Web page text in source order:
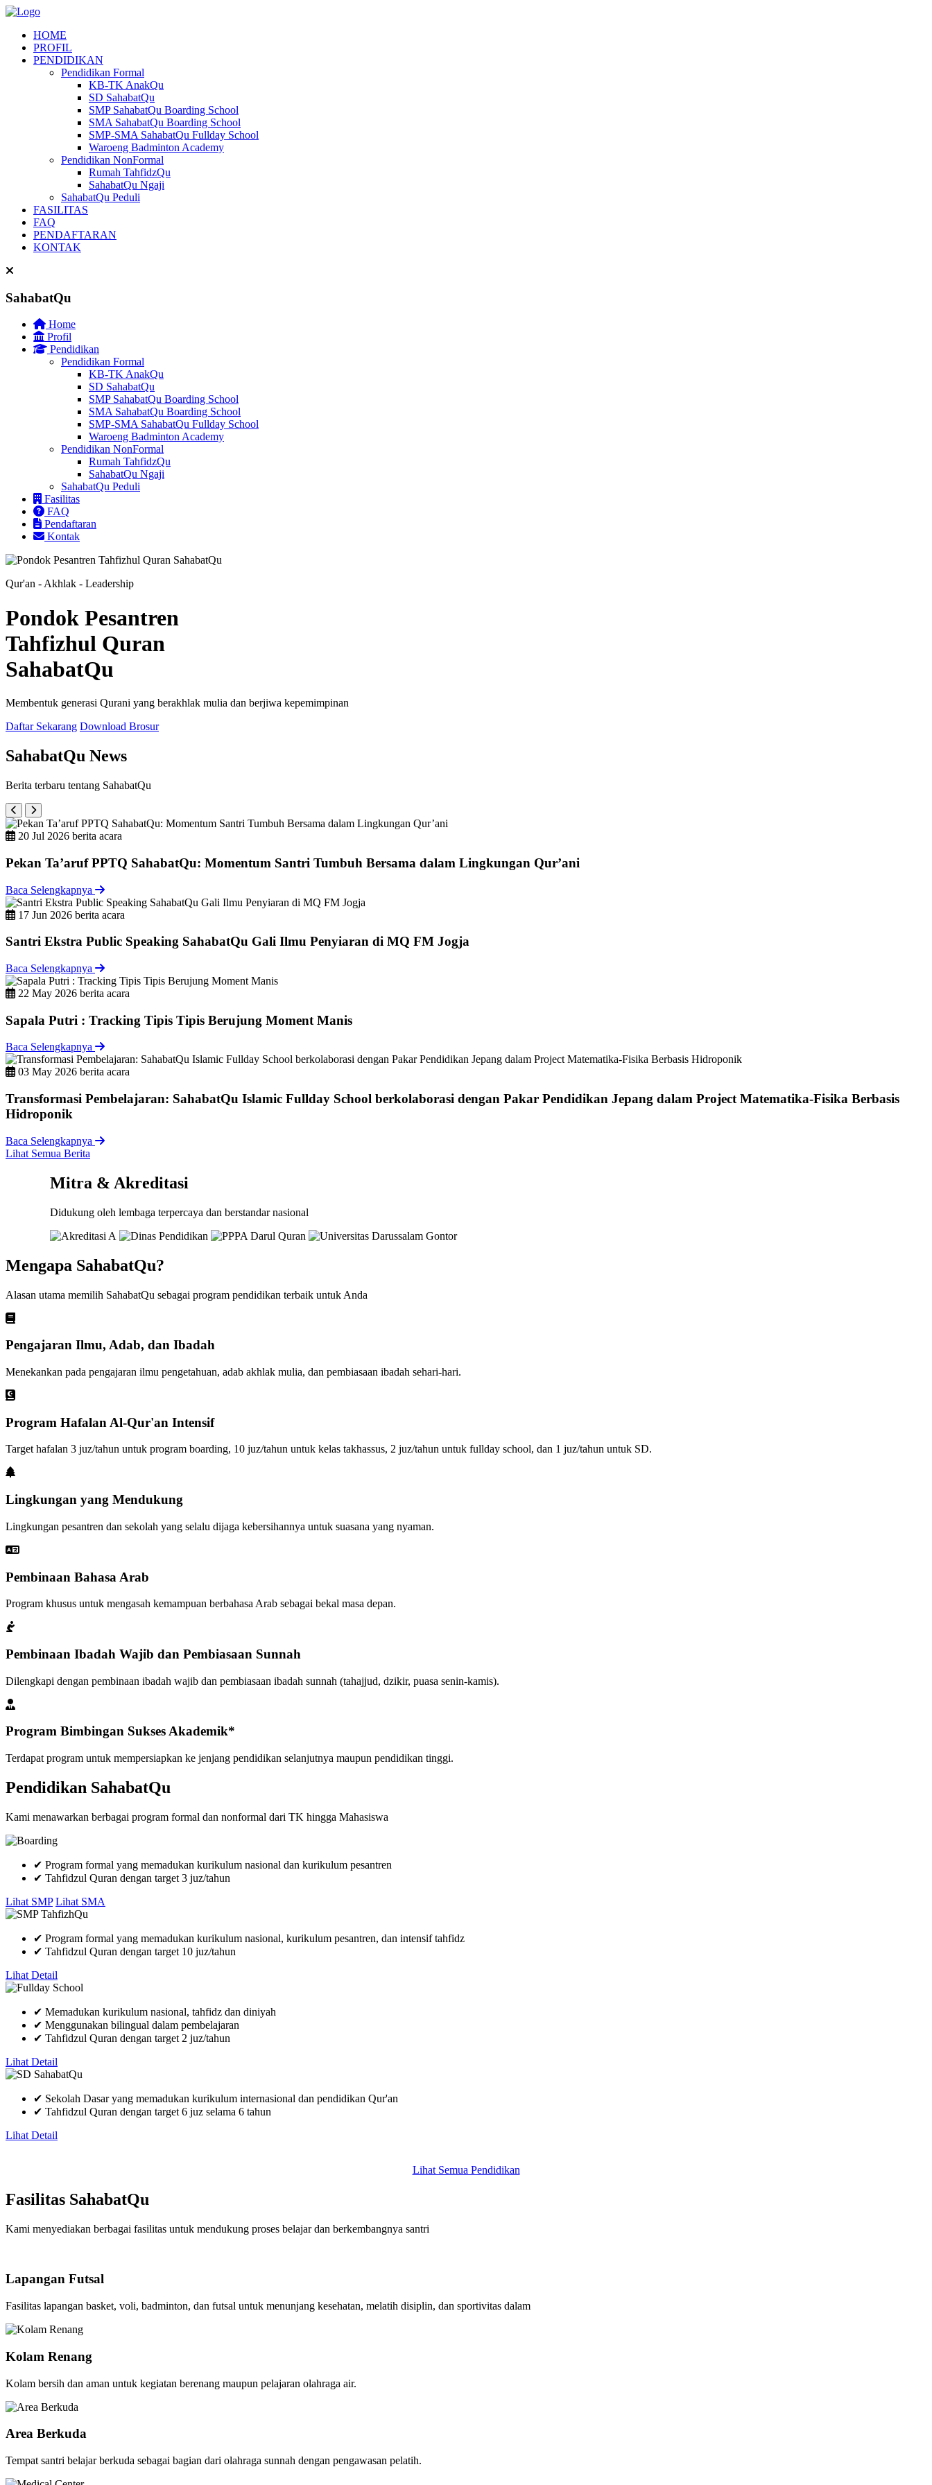
HOME
PROFIL
PENDIDIKAN
Pendidikan Formal
KB-TK AnakQu
SD SahabatQu
SMP SahabatQu Boarding School
SMA SahabatQu Boarding School
SMP-SMA SahabatQu Fullday School
Waroeng Badminton Academy
Pendidikan NonFormal
Rumah TahfidzQu
SahabatQu Ngaji
SahabatQu Peduli
FASILITAS
FAQ
PENDAFTARAN
KONTAK
SahabatQu
Home
Profil
Pendidikan
Pendidikan Formal
KB-TK AnakQu
SD SahabatQu
SMP SahabatQu Boarding School
SMA SahabatQu Boarding School
SMP-SMA SahabatQu Fullday School
Waroeng Badminton Academy
Pendidikan NonFormal
Rumah TahfidzQu
SahabatQu Ngaji
SahabatQu Peduli
Fasilitas
FAQ
Pendaftaran
Kontak
Qur'an - Akhlak - Leadership
Pondok Pesantren
Tahfizhul Quran
SahabatQu
Membentuk generasi Qurani yang berakhlak mulia dan berjiwa kepemimpinan
Daftar Sekarang Download Brosur
SahabatQu News
Berita terbaru tentang SahabatQu
20 Jul 2026 berita acara
Pekan Ta’aruf PPTQ SahabatQu: Momentum Santri Tumbuh Bersama dalam Lingkungan Qur’ani
Baca Selengkapnya
17 Jun 2026 berita acara
Santri Ekstra Public Speaking SahabatQu Gali Ilmu Penyiaran di MQ FM Jogja
Baca Selengkapnya
22 May 2026 berita acara
Sapala Putri : Tracking Tipis Tipis Berujung Moment Manis
Baca Selengkapnya
03 May 2026 berita acara
Transformasi Pembelajaran: SahabatQu Islamic Fullday School berkolaborasi dengan Pakar Pendidikan Jepang dalam Project Matematika-Fisika Berbasis
Hidroponik
Baca Selengkapnya
Lihat Semua Berita
Mitra & Akreditasi
Didukung oleh lembaga terpercaya dan berstandar nasional
Mengapa SahabatQu?
Alasan utama memilih SahabatQu sebagai program pendidikan terbaik untuk Anda
Pengajaran Ilmu, Adab, dan Ibadah
Menekankan pada pengajaran ilmu pengetahuan, adab akhlak mulia, dan pembiasaan ibadah sehari-hari.
Program Hafalan Al-Qur'an Intensif
Target hafalan 3 juz/tahun untuk program boarding, 10 juz/tahun untuk kelas takhassus, 2 juz/tahun untuk fullday school, dan 1 juz/tahun untuk SD.
Lingkungan yang Mendukung
Lingkungan pesantren dan sekolah yang selalu dijaga kebersihannya untuk suasana yang nyaman.
Pembinaan Bahasa Arab
Program khusus untuk mengasah kemampuan berbahasa Arab sebagai bekal masa depan.
Pembinaan Ibadah Wajib dan Pembiasaan Sunnah
Dilengkapi dengan pembinaan ibadah wajib dan pembiasaan ibadah sunnah (tahajjud, dzikir, puasa senin-kamis).
Program Bimbingan Sukses Akademik*
Terdapat program untuk mempersiapkan ke jenjang pendidikan selanjutnya maupun pendidikan tinggi.
Pendidikan SahabatQu
Kami menawarkan berbagai program formal dan nonformal dari TK hingga Mahasiswa
✔ Program formal yang memadukan kurikulum nasional dan kurikulum pesantren
✔ Tahfidzul Quran dengan target 3 juz/tahun
Lihat SMP Lihat SMA
✔ Program formal yang memadukan kurikulum nasional, kurikulum pesantren, dan intensif tahfidz
✔ Tahfidzul Quran dengan target 10 juz/tahun
Lihat Detail
✔ Memadukan kurikulum nasional, tahfidz dan diniyah
✔ Menggunakan bilingual dalam pembelajaran
✔ Tahfidzul Quran dengan target 2 juz/tahun
Lihat Detail
✔ Sekolah Dasar yang memadukan kurikulum internasional dan pendidikan Qur'an
✔ Tahfidzul Quran dengan target 6 juz selama 6 tahun
Lihat Detail
Lihat Semua Pendidikan
Fasilitas SahabatQu
Kami menyediakan berbagai fasilitas untuk mendukung proses belajar dan berkembangnya santri
Lapangan Futsal
Fasilitas lapangan basket, voli, badminton, dan futsal untuk menunjang kesehatan, melatih disiplin, dan sportivitas dalam
Kolam Renang
Kolam bersih dan aman untuk kegiatan berenang maupun pelajaran olahraga air.
Area Berkuda
Tempat santri belajar berkuda sebagai bagian dari olahraga sunnah dengan pengawasan pelatih.